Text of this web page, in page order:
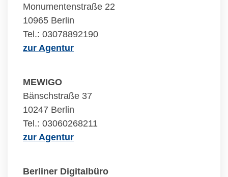
Monumentenstraße 22
10965 Berlin
Tel.: 03078892190
zur Agentur
MEWIGO
Bänschstraße 37
10247 Berlin
Tel.: 03060268211
zur Agentur
Berliner Digitalbüro